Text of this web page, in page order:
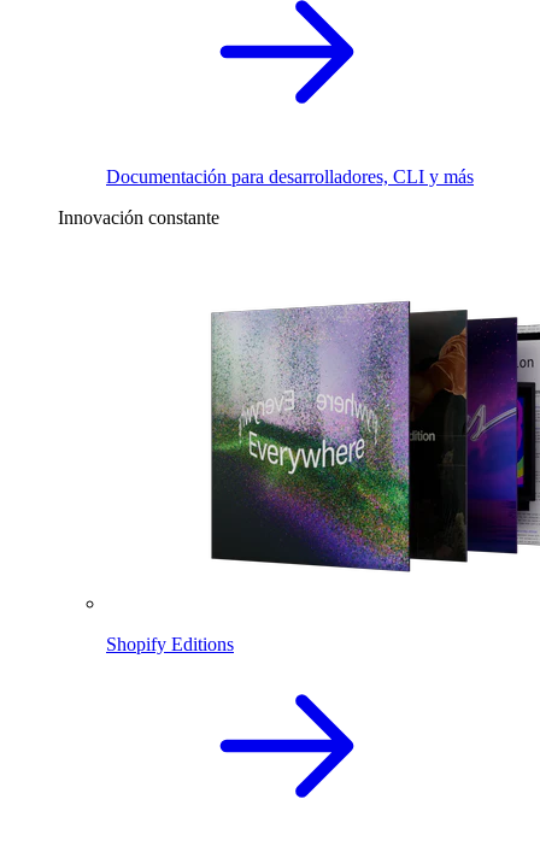
Documentación para desarrolladores, CLI y más
Innovación constante
Shopify Editions